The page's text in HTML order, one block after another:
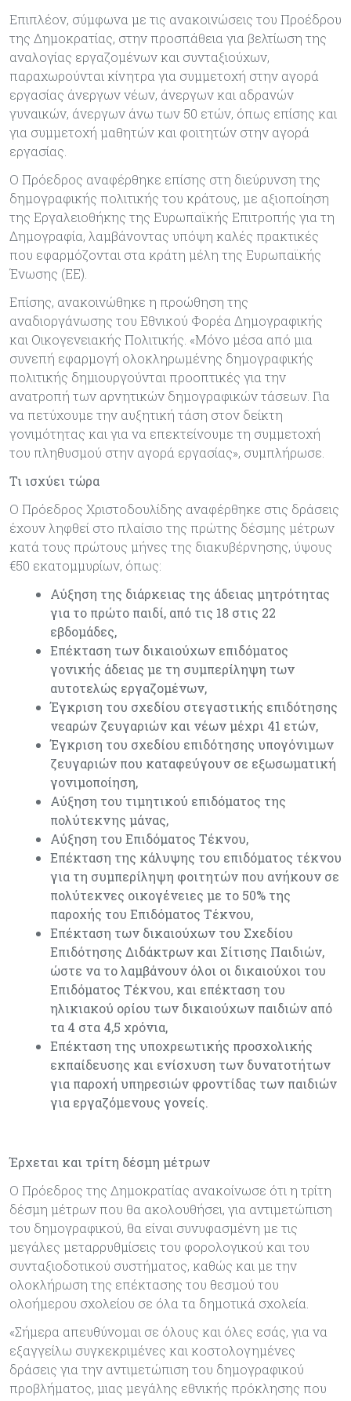
Επιπλέον, σύμφωνα με τις ανακοινώσεις του Προέδρου
της Δημοκρατίας, στην προσπάθεια για βελτίωση της
αναλογίας εργαζομένων και συνταξιούχων,
παραχωρούνται κίνητρα για συμμετοχή στην αγορά
εργασίας άνεργων νέων, άνεργων και αδρανών
γυναικών, άνεργων άνω των 50 ετών, όπως επίσης και
για συμμετοχή μαθητών και φοιτητών στην αγορά
εργασίας.
Ο Πρόεδρος αναφέρθηκε επίσης στη διεύρυνση της
δημογραφικής πολιτικής του κράτους, με αξιοποίηση
της Εργαλειοθήκης της Ευρωπαϊκής Επιτροπής για τη
Δημογραφία, λαμβάνοντας υπόψη καλές πρακτικές
που εφαρμόζονται στα κράτη μέλη της Ευρωπαϊκής
Ένωσης (ΕΕ).
Επίσης, ανακοινώθηκε η προώθηση της
αναδιοργάνωσης του Εθνικού Φορέα Δημογραφικής
και Οικογενειακής Πολιτικής. «Μόνο μέσα από μια
συνεπή εφαρμογή ολοκληρωμένης δημογραφικής
πολιτικής δημιουργούνται προοπτικές για την
ανατροπή των αρνητικών δημογραφικών τάσεων. Για
να πετύχουμε την αυξητική τάση στον δείκτη
γονιμότητας και για να επεκτείνουμε τη συμμετοχή
του πληθυσμού στην αγορά εργασίας», συμπλήρωσε.
Τι ισχύει τώρα
Ο Πρόεδρος Χριστοδουλίδης αναφέρθηκε στις δράσεις
έχουν ληφθεί στο πλαίσιο της πρώτης δέσμης μέτρων
κατά τους πρώτους μήνες της διακυβέρνησης, ύψους
€50 εκατομμυρίων, όπως:
Αύξηση της διάρκειας της άδειας μητρότητας
για το πρώτο παιδί, από τις 18 στις 22
εβδομάδες,
Επέκταση των δικαιούχων επιδόματος
γονικής άδειας με τη συμπερίληψη των
αυτοτελώς εργαζομένων,
Έγκριση του σχεδίου στεγαστικής επιδότησης
νεαρών ζευγαριών και νέων μέχρι 41 ετών,
Έγκριση του σχεδίου επιδότησης υπογόνιμων
ζευγαριών που καταφεύγουν σε εξωσωματική
γονιμοποίηση,
Αύξηση του τιμητικού επιδόματος της
πολύτεκνης μάνας,
Αύξηση του Επιδόματος Τέκνου,
Επέκταση της κάλυψης του επιδόματος τέκνου
για τη συμπερίληψη φοιτητών που ανήκουν σε
πολύτεκνες οικογένειες με το 50% της
παροχής του Επιδόματος Τέκνου,
Επέκταση των δικαιούχων του Σχεδίου
Επιδότησης Διδάκτρων και Σίτισης Παιδιών,
ώστε να το λαμβάνουν όλοι οι δικαιούχοι του
Επιδόματος Τέκνου, και επέκταση του
ηλικιακού ορίου των δικαιούχων παιδιών από
τα 4 στα 4,5 χρόνια,
Επέκταση της υποχρεωτικής προσχολικής
εκπαίδευσης και ενίσχυση των δυνατοτήτων
για παροχή υπηρεσιών φροντίδας των παιδιών
για εργαζόμενους γονείς.
Έρχεται και τρίτη δέσμη μέτρων
Ο Πρόεδρος της Δημοκρατίας ανακοίνωσε ότι η τρίτη
δέσμη μέτρων που θα ακολουθήσει, για αντιμετώπιση
του δημογραφικού, θα είναι συνυφασμένη με τις
μεγάλες μεταρρυθμίσεις του φορολογικού και του
συνταξιοδοτικού συστήματος, καθώς και με την
ολοκλήρωση της επέκτασης του θεσμού του
ολοήμερου σχολείου σε όλα τα δημοτικά σχολεία.
«Σήμερα απευθύνομαι σε όλους και όλες εσάς, για να
εξαγγείλω συγκεκριμένες και κοστολογημένες
δράσεις για την αντιμετώπιση του δημογραφικού
προβλήματος, μιας μεγάλης εθνικής πρόκλησης που